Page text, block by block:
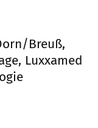
Breuß,
Luxxamed